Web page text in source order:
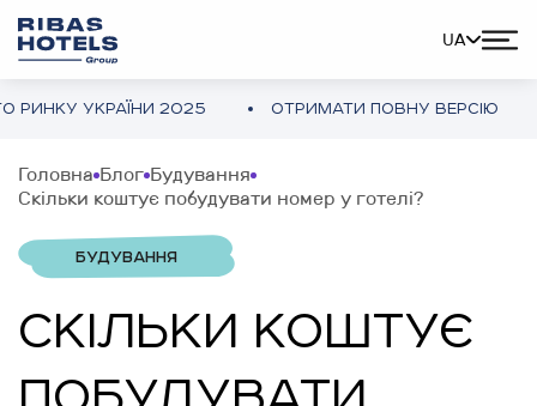
UA
УКРАЇНИ 2025 ОТРИМАТИ ПОВНУ ВЕРСІЮ
Головна Блог Будування
Скільки коштує побудувати номер у готелі?
БУДУВАННЯ
СКІЛЬКИ КОШТУЄ